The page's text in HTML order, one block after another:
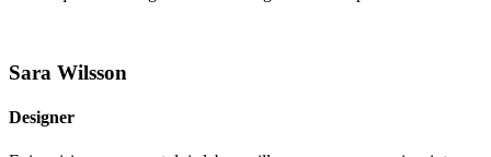
Sara Wilsson
Designer